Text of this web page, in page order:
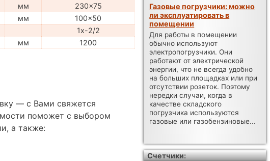
мм
230x75
мм
100x50
1x-2/2
мм 1200
— с Вами свяжется
поможет с выбором
а также:
Газовые погрузчики: можно
ли эксплуатировать в
помещении
Для работы в помещении
обычно используют
электропогрузчики. Они
работают от электрической
энергии, что не всегда удобно
на больших площадках или при
отсутствии розеток. Поэтому
нередки случаи, когда в
качестве складского
погрузчика используются
газовые или газобензиновые...
Счетчики: